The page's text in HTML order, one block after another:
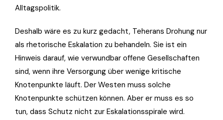
Alltagspolitik.
Deshalb wäre es zu kurz gedacht, Teherans Drohung nur
als rhetorische Eskalation zu behandeln. Sie ist ein
Hinweis darauf, wie verwundbar offene Gesellschaften
sind, wenn ihre Versorgung über wenige kritische
Knotenpunkte läuft. Der Westen muss solche
Knotenpunkte schützen können. Aber er muss es so
tun, dass Schutz nicht zur Eskalationsspirale wird.